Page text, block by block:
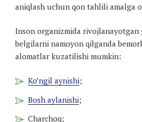
aniqlash uchun qon tahlili amalga
Inson organizmida rivojlanayotgan
belgilarni namoyon qilganda
alomatlar kuzatilishi mumkin:
Ko’ngil aynishi;
Bosh aylanishi;
Charchoq;